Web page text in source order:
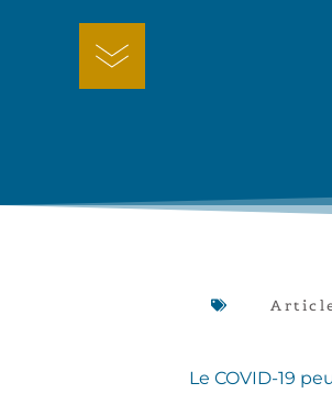
Le COVID-19